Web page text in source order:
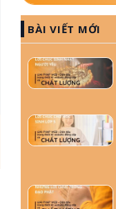
BÀI VIẾT MỚI